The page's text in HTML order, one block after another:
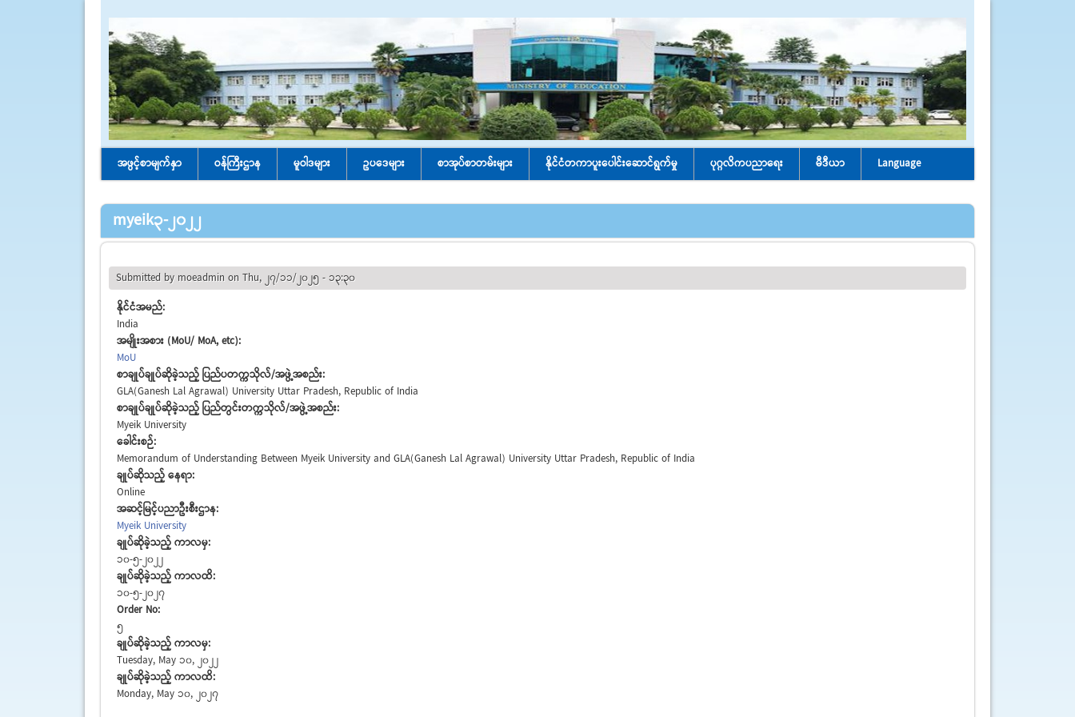
အဖွင့်စာမျက်နှာ ဝန်ကြီးဌာန မူဝါဒများ ဥပဒေများ စာအုပ်စာတမ်းများ နိုင်ငံတကာပူးပေါင်း‌ဆောင်ရွက်မှု ပုဂ္ဂလိကပညာရေး မီဒီယာ Language
myeik3-2022
Submitted bymoeadminon Thu, 27/11/2025 - 13:30
နိုင်ငံအမည်:
India
အမျိုးအစား (MoU/ MoA, etc):
MoU
စာချုပ်ချုပ်ဆိုခဲ့သည့် ပြည်ပတက္ကသိုလ်/အဖွဲ့အစည်း:
GLA(Ganesh Lal Agrawal) University Uttar Pradesh, Republic of India
စာချုပ်ချုပ်ဆိုခဲ့သည့် ပြည်တွင်းတက္ကသိုလ်/အဖွဲ့အစည်း:
Myeik University
ခေါင်းစဉ်:
Memorandum of Understanding Between Myeik University and GLA(Ganesh Lal Agrawal) University Uttar Pradesh, Republic of India
ချုပ်ဆိုသည့် နေရာ:
Online
အဆင့်မြင့်ပညာဦးစီးဌာန:
Myeik University
ချုပ်ဆိုခဲ့သည့် ကာလမှ:
10-5-2022
ချုပ်ဆိုခဲ့သည့် ကာလထိ:
10-5-2027
Order No:
5
ချုပ်ဆိုခဲ့သည့် ကာလမှ:
Tuesday, May 10, 2022
ချုပ်ဆိုခဲ့သည့် ကာလထိ:
Monday, May 10, 2027